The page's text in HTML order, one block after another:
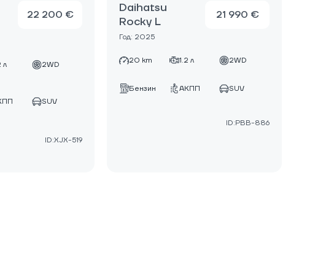
22 200 €
л 2WD
SUV
ID:XJX-519
Daihatsu
Rocky L
Год: 2025
21 990 €
20 km 1.2 л 2WD
Бензин АКПП SUV
ID:PBB-886